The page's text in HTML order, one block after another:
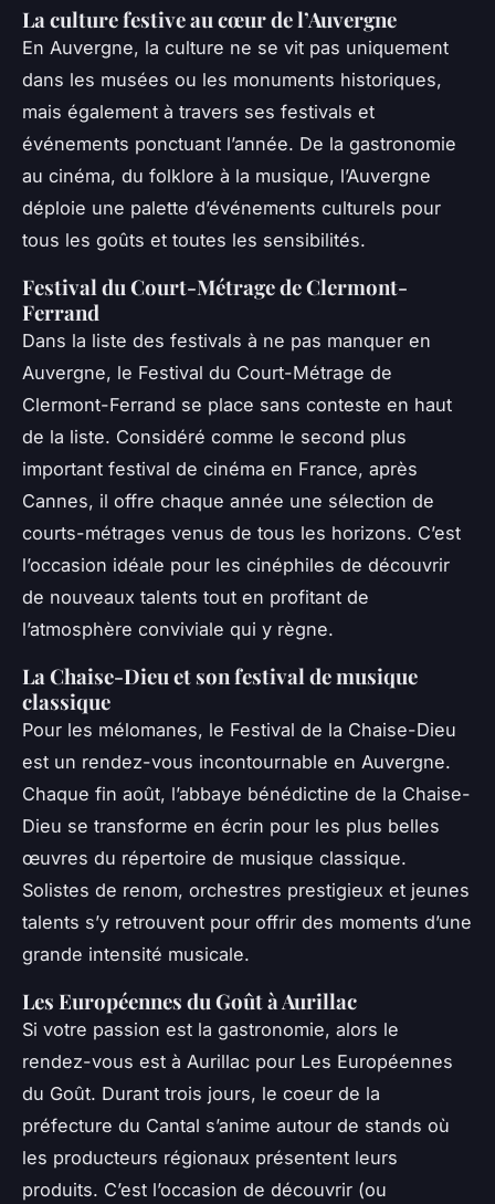
La culture festive au cœur de l’Auvergne
En Auvergne, la culture ne se vit pas uniquement
dans les musées ou les monuments historiques,
mais également à travers ses festivals et
événements ponctuant l’année. De la gastronomie
au cinéma, du folklore à la musique, l’Auvergne
déploie une palette d’événements culturels pour
tous les goûts et toutes les sensibilités.
Festival du Court-Métrage de Clermont-
Ferrand
Dans la liste des festivals à ne pas manquer en
Auvergne, le Festival du Court-Métrage de
Clermont-Ferrand se place sans conteste en haut
de la liste. Considéré comme le second plus
important festival de cinéma en France, après
Cannes, il offre chaque année une sélection de
courts-métrages venus de tous les horizons. C’est
l’occasion idéale pour les cinéphiles de découvrir
de nouveaux talents tout en profitant de
l’atmosphère conviviale qui y règne.
La Chaise-Dieu et son festival de musique
classique
Pour les mélomanes, le Festival de la Chaise-Dieu
est un rendez-vous incontournable en Auvergne.
Chaque fin août, l’abbaye bénédictine de la Chaise-
Dieu se transforme en écrin pour les plus belles
œuvres du répertoire de musique classique.
Solistes de renom, orchestres prestigieux et jeunes
talents s’y retrouvent pour offrir des moments d’une
grande intensité musicale.
Les Européennes du Goût à Aurillac
Si votre passion est la gastronomie, alors le
rendez-vous est à Aurillac pour Les Européennes
du Goût. Durant trois jours, le coeur de la
préfecture du Cantal s’anime autour de stands où
les producteurs régionaux présentent leurs
produits. C’est l’occasion de découvrir (ou